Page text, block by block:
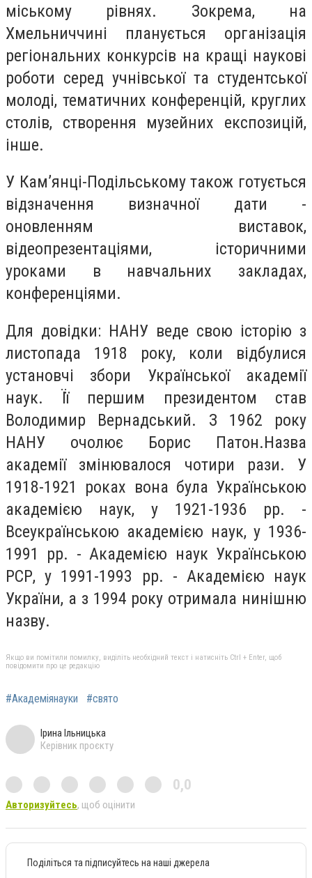
міському рівнях. Зокрема, на
Хмельниччині планується організація
регіональних конкурсів на кращі наукові
роботи серед учнівської та студентської
молоді, тематичних конференцій, круглих
столів, створення музейних експозицій,
інше.
У Кам’янці-Подільському також готується
відзначення визначної дати -
оновленням виставок,
відеопрезентаціями, історичними
уроками в навчальних закладах,
конференціями.
Для довідки: НАНУ веде свою історію з
листопада 1918 року, коли відбулися
установчі збори Української академії
наук. Її першим президентом став
Володимир Вернадський. З 1962 року
НАНУ очолює Борис Патон.Назва
академії змінювалося чотири рази. У
1918-1921 роках вона була Українською
академією наук, у 1921-1936 рр. -
Всеукраїнською академією наук, у 1936-
1991 рр. - Академією наук Українською
РСР, у 1991-1993 рр. - Академією наук
України, а з 1994 року отримала нинішню
назву.
Якщо ви помітили помилку, виділіть необхідний текст і натисніть Ctrl + Enter, щоб
повідомити про це редакцію
#Академіянауки #свято
Ірина Ільницька
Керівник проєкту
0,0
Авторизуйтесь, щоб оцінити
Поділіться та підписуйтесь на наші джерела